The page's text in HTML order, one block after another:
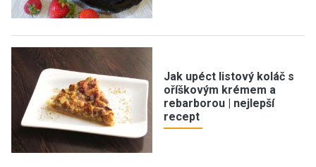
Jak upéct listový koláč s
oříškovým krémem a
rebarborou | nejlepší
recept